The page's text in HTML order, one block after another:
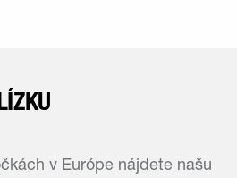
v Európe nájdete našu